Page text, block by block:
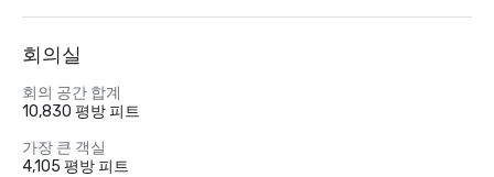
회의실
회의 공간 합계
10,830 평방 피트
가장 큰 객실
4,105 평방 피트